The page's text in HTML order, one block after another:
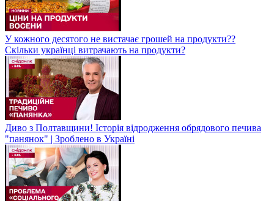
У кожного десятого не вистачає грошей на продукти??
Скільки українці витрачають на продукти?
Диво з Полтавщини! Історія відродження обрядового печива
"панянок" | Зроблено в Україні